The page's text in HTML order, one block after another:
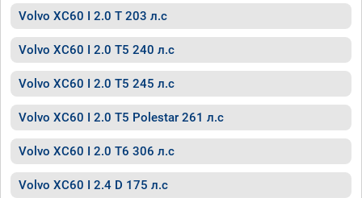
Volvo XC60 I 2.0 T 203 л.с
Volvo XC60 I 2.0 T5 240 л.с
Volvo XC60 I 2.0 T5 245 л.с
Volvo XC60 I 2.0 T5 Polestar 261 л.с
Volvo XC60 I 2.0 T6 306 л.с
Volvo XC60 I 2.4 D 175 л.с